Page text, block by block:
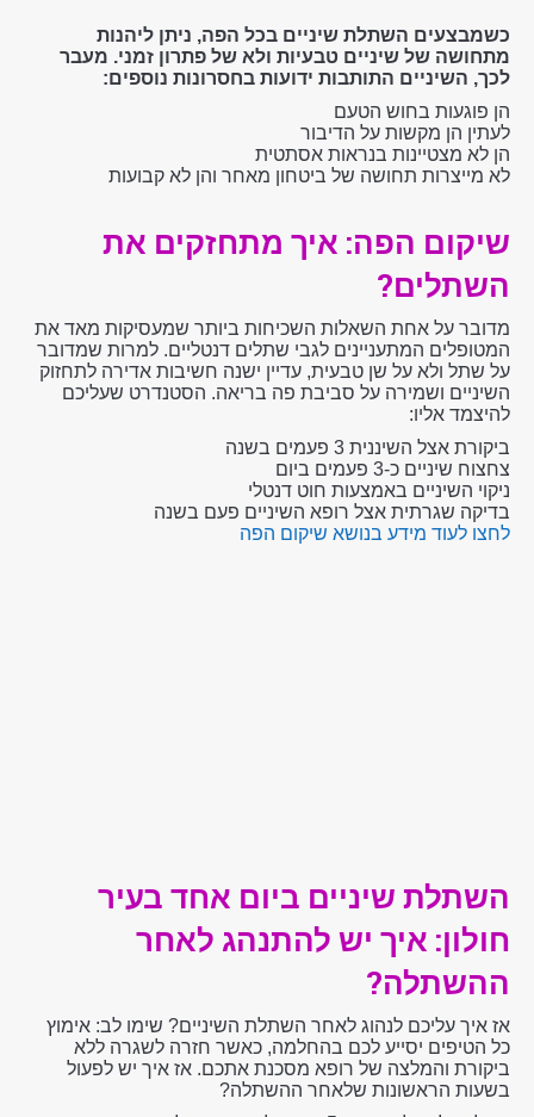
כשמבצעים השתלת שיניים בכל הפה, ניתן ליהנות
מתחושה של שיניים טבעיות ולא של פתרון זמני. מעבר
לכך, השיניים התותבות ידועות בחסרונות נוספים:
הן פוגעות בחוש הטעם
לעתין הן מקשות על הדיבור
הן לא מצטיינות בנראות אסתטית
לא מייצרות תחושה של ביטחון מאחר והן לא קבועות
שיקום הפה: איך מתחזקים את
השתלים?
מדובר על אחת השאלות השכיחות ביותר שמעסיקות מאד את
המטופלים המתעניינים לגבי שתלים דנטליים. למרות שמדובר
על שתל ולא על שן טבעית, עדיין ישנה חשיבות אדירה לתחזוק
השיניים ושמירה על סביבת פה בריאה. הסטנדרט שעליכם
להיצמד אליו:
ביקורת אצל השיננית 3 פעמים בשנה
צחצוח שיניים כ-3 פעמים ביום
ניקוי השיניים באמצעות חוט דנטלי
בדיקה שגרתית אצל רופא השיניים פעם בשנה
לחצו לעוד מידע בנושא שיקום הפה
השתלת שיניים ביום אחד בעיר
חולון: איך יש להתנהג לאחר
ההשתלה?
אז איך עליכם לנהוג לאחר השתלת השיניים? שימו לב: אימוץ
כל הטיפים יסייע לכם בהחלמה, כאשר חזרה לשגרה ללא
ביקורת והמלצה של רופא מסכנת אתכם. אז איך יש לפעול
בשעות הראשונות שלאחר ההשתלה?